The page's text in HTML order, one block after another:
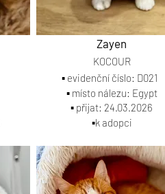
Zayen
▪️ evidenční číslo: D021
▪️ místo nálezu: Egypt
▪️ přijat: 24.03.2026
▪️k adopci
KOCOUR